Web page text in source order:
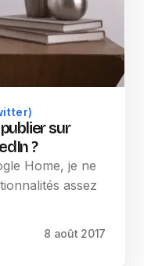
sur
?
Home, je ne
assez
8 août 2017